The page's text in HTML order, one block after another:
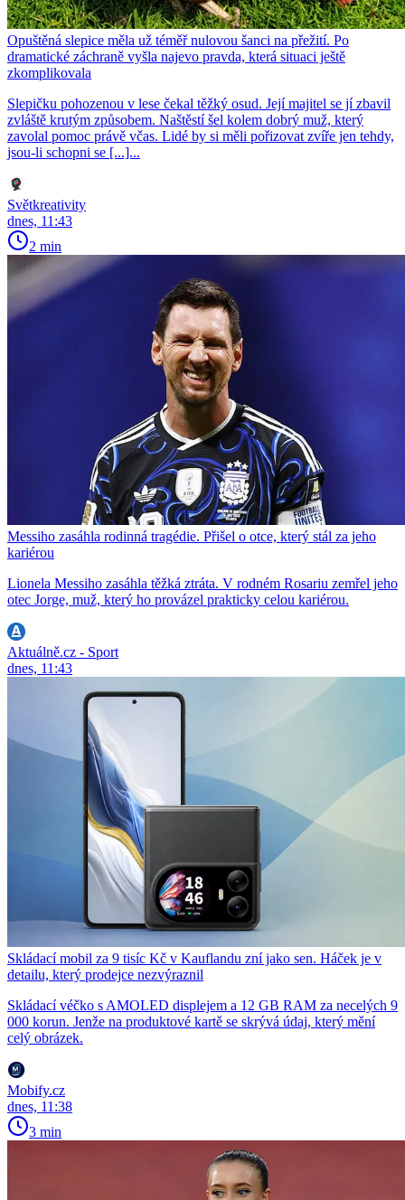
Opuštěná slepice měla už téměř nulovou šanci na přežití. Po
dramatické záchraně vyšla najevo pravda, která situaci ještě
zkomplikovala
Slepičku pohozenou v lese čekal těžký osud. Její majitel se jí zbavil
zvláště krutým způsobem. Naštěstí šel kolem dobrý muž, který
zavolal pomoc právě včas. Lidé by si měli pořizovat zvíře jen tehdy,
jsou-li schopni se [...]...
Světkreativity
dnes, 11:43
2 min
Messiho zasáhla rodinná tragédie. Přišel o otce, který stál za jeho
kariérou
Lionela Messiho zasáhla těžká ztráta. V rodném Rosariu zemřel jeho
otec Jorge, muž, který ho provázel prakticky celou kariérou.
Aktuálně.cz - Sport
dnes, 11:43
Skládací mobil za 9 tisíc Kč v Kauflandu zní jako sen. Háček je v
detailu, který prodejce nezvýraznil
Skládací véčko s AMOLED displejem a 12 GB RAM za necelých 9
000 korun. Jenže na produktové kartě se skrývá údaj, který mění
celý obrázek.
Mobify.cz
dnes, 11:38
3 min